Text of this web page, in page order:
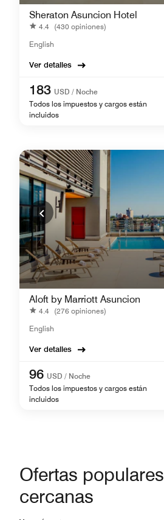
Sheraton Asuncion Hotel
4.4 (430 opiniones)
English
Ver detalles
183 USD / Noche
Todos los impuestos y cargos están
incluidos
Aloft by Marriott Asuncion
4.4 (276 opiniones)
English
Ver detalles
96 USD / Noche
Todos los impuestos y cargos están
incluidos
Ofertas populares
cercanas